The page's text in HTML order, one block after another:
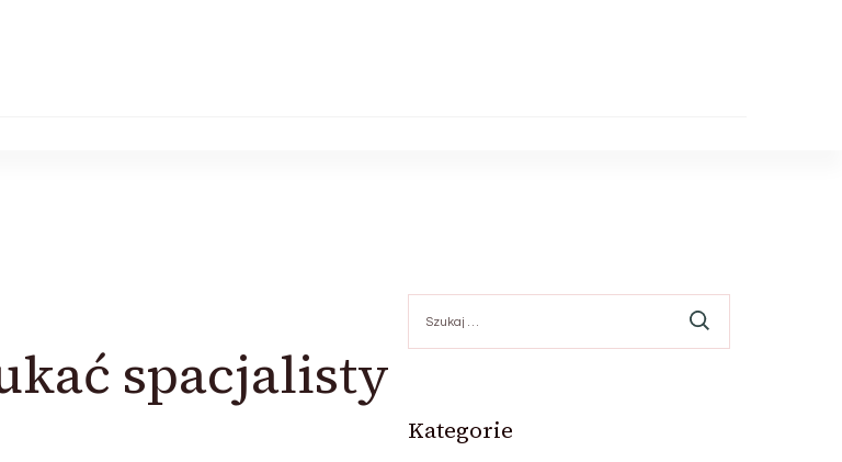
spacjalisty
Kategorie